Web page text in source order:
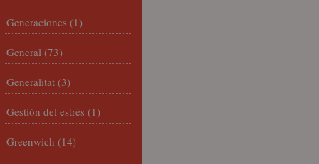
Generaciones (1)
General (73)
Generalitat (3)
Gestión del estrés (1)
Greenwich (14)